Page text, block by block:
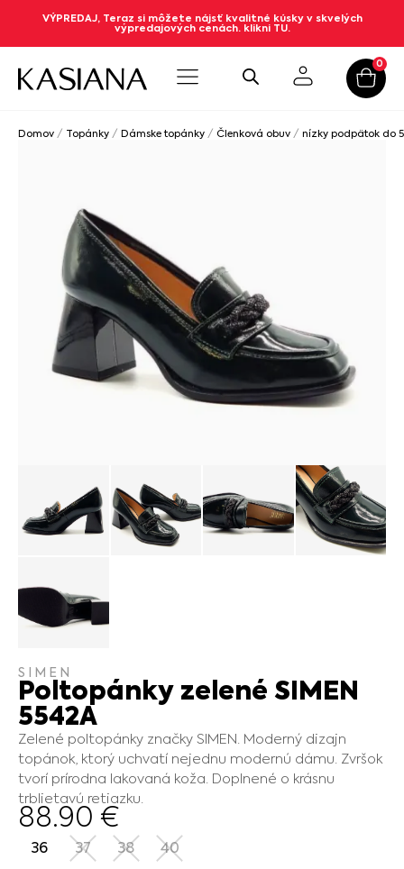
VÝPREDAJ, Teraz si môžete nájsť kvalitné kúsky v skvelých
výpredajových cenách. klikni TU.
0
Domov / Topánky / Dámske topánky / Členková obuv / nízky podpätok do
SIMEN
Poltopánky zelené SIMEN
5542A
Zelené poltopánky značky SIMEN. Moderný dizajn
topánok, ktorý uchvatí nejednu modernú dámu. Zvršok
tvorí prírodna lakovaná koža. Doplnené o krásnu
trblietavú retiazku.
88.90 €
36 37 38 40